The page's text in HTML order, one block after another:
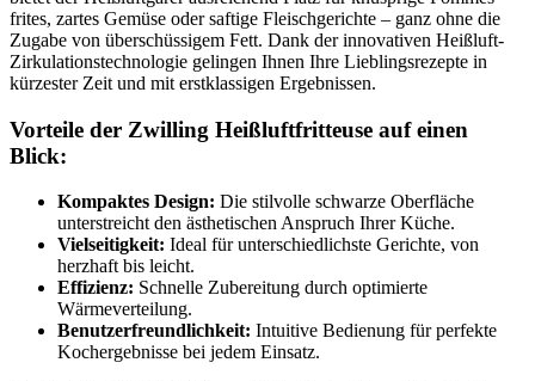
frites, zartes Gemüse oder saftige Fleischgerichte – ganz ohne die
Zugabe von überschüssigem Fett. Dank der innovativen Heißluft-
Zirkulationstechnologie gelingen Ihnen Ihre Lieblingsrezepte in
kürzester Zeit und mit erstklassigen Ergebnissen.
Vorteile der Zwilling Heißluftfritteuse auf einen
Blick:
Kompaktes Design: Die stilvolle schwarze Oberfläche
unterstreicht den ästhetischen Anspruch Ihrer Küche.
Vielseitigkeit: Ideal für unterschiedlichste Gerichte, von
herzhaft bis leicht.
Effizienz: Schnelle Zubereitung durch optimierte
Wärmeverteilung.
Benutzerfreundlichkeit: Intuitive Bedienung für perfekte
Kochergebnisse bei jedem Einsatz.